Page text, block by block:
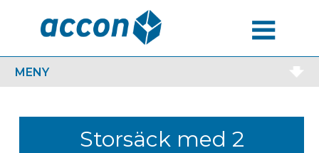
MENU
Storsäck med 2
MENY